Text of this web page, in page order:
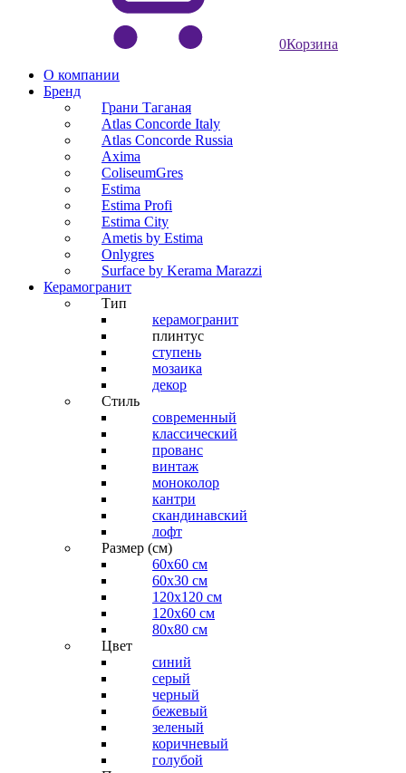
0Корзина
О компании
Бренд
Грани Таганая
Atlas Concorde Italy
Atlas Concorde Russia
Axima
ColiseumGres
Estima
Estima Profi
Estima City
Ametis by Estima
Onlygres
Surface by Kerama Marazzi
Керамогранит
Тип
керамогранит
плинтус
ступень
мозаика
декор
Стиль
современный
классический
прованс
винтаж
моноколор
кантри
скандинавский
лофт
Размер (см)
60х60 см
60x30 см
120x120 см
120x60 см
80x80 см
Цвет
синий
серый
черный
бежевый
зеленый
коричневый
голубой